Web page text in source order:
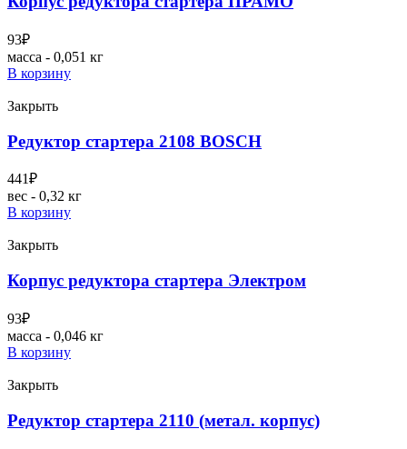
93₽
масса - 0,051 кг
В корзину
Закрыть
Редуктор стартера 2108 BOSCH
441₽
вес - 0,32 кг
В корзину
Закрыть
Корпус редуктора стартера Электром
93₽
масса - 0,046 кг
В корзину
Закрыть
Редуктор стартера 2110 (метал. корпус)